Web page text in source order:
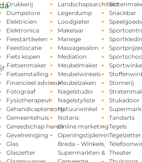
Drukkerij
Dumpstore
Elektricien
Elektronica
Feestartikelen
Feestlocatie
Fiets kopen
Fietsenmaker
Fietsenstalling
Financieel adviseur
Fotograaf
Fysiotherapeut
Gehandicaptenzorg
Gemeentehuis
Gereedschap huren
Gevelreiniging
Glas
Glaszetter
Landschapsarchitect
Legerdump
Loodgieter
Makelaar
Manege
Massagesalon
Mediation
Meubelmaker
Meubelwinkels
Meubelzaken
Nagelstudio
Nagelstyliste
Natuurwinkel
Notaris
Online marketing
Openingstijden in
Breda – Winkels,
Supermarkten &
Snackbar
Stomerij
Stukadoor
Tandarts
Tegels
Tegelzetter
Theater